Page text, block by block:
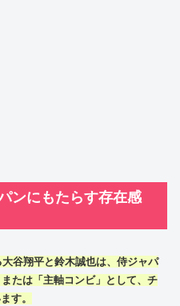
ンにもたらす存在感
谷翔平と鈴木誠也は、侍ジャパ
たは「主軸コンビ」として、チ
す。